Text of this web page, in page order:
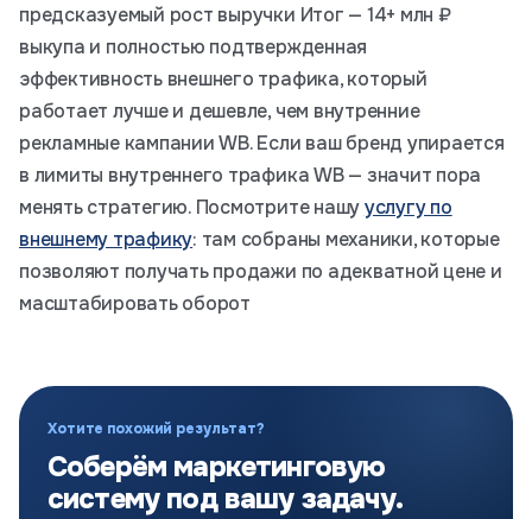
предсказуемый рост выручки Итог — 14+ млн ₽
выкупа и полностью подтвержденная
эффективность внешнего трафика, который
работает лучше и дешевле, чем внутренние
рекламные кампании WB. Если ваш бренд упирается
в лимиты внутреннего трафика WB — значит пора
менять стратегию. Посмотрите нашууслугу по
внешнему трафику: там собраны механики, которые
позволяют получать продажи по адекватной цене и
масштабировать оборот
Хотите похожий результат?
Соберём маркетинговую
систему под вашу задачу.